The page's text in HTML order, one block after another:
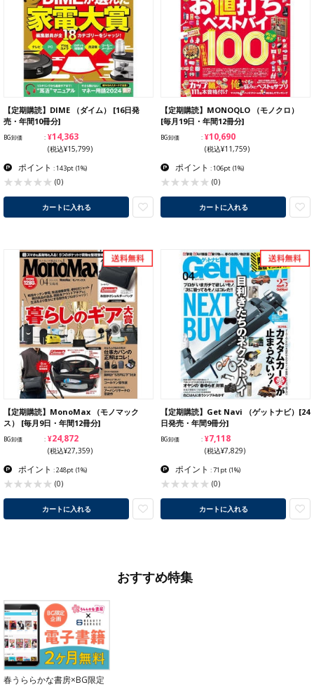
【定期購読】DIME （ダイム） [16日発
売・年間10冊分]
BG卸価 ¥14,363
(税込¥15,799)
ポイント : 143pt (1%)
(0)
カートに入れる
【定期購読】MONOQLO （モノクロ）
[毎月19日・年間12冊分]
BG卸価 ¥10,690
(税込¥11,759)
ポイント : 106pt (1%)
(0)
カートに入れる
【定期購読】MonoMax （モノマック
ス） [毎月9日・年間12冊分]
BG卸価 ¥24,872
(税込¥27,359)
ポイント : 248pt (1%)
(0)
カートに入れる
【定期購読】Get Navi （ゲットナビ）[24
日発売・年間9冊分]
BG卸価 ¥7,118
(税込¥7,829)
ポイント : 71pt (1%)
(0)
カートに入れる
おすすめ特集
春うららかな書房×BG限定